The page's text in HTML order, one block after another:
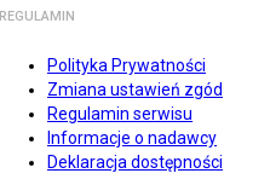
REGULAMIN
Polityka Prywatności
Zmiana ustawień zgód
Regulamin serwisu
Informacje o nadawcy
Deklaracja dostępności